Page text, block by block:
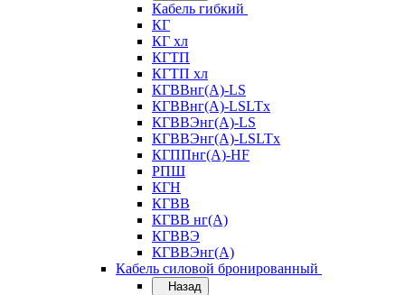
Кабель гибкий
КГ
КГ хл
КГТП
КГТП хл
КГВВнг(А)-LS
КГВВнг(А)-LSLTx
КГВВЭнг(А)-LS
КГВВЭнг(А)-LSLTx
КГППнг(А)-HF
РПШ
КГН
КГВВ
КГВВ нг(А)
КГВВЭ
КГВВЭнг(А)
Кабель силовой бронированный
Назад